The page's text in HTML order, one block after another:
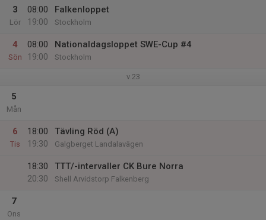
3
Lör
08:00
19:00
Falkenloppet
Stockholm
4
Sön
08:00
19:00
Nationaldagsloppet SWE-Cup #4
Stockholm
v.23
5
Mån
6
Tis
18:00
19:30
Tävling Röd (A)
Galgberget Landalavägen
18:30
20:30
TTT/-intervaller CK Bure Norra
Shell Arvidstorp Falkenberg
7
Ons